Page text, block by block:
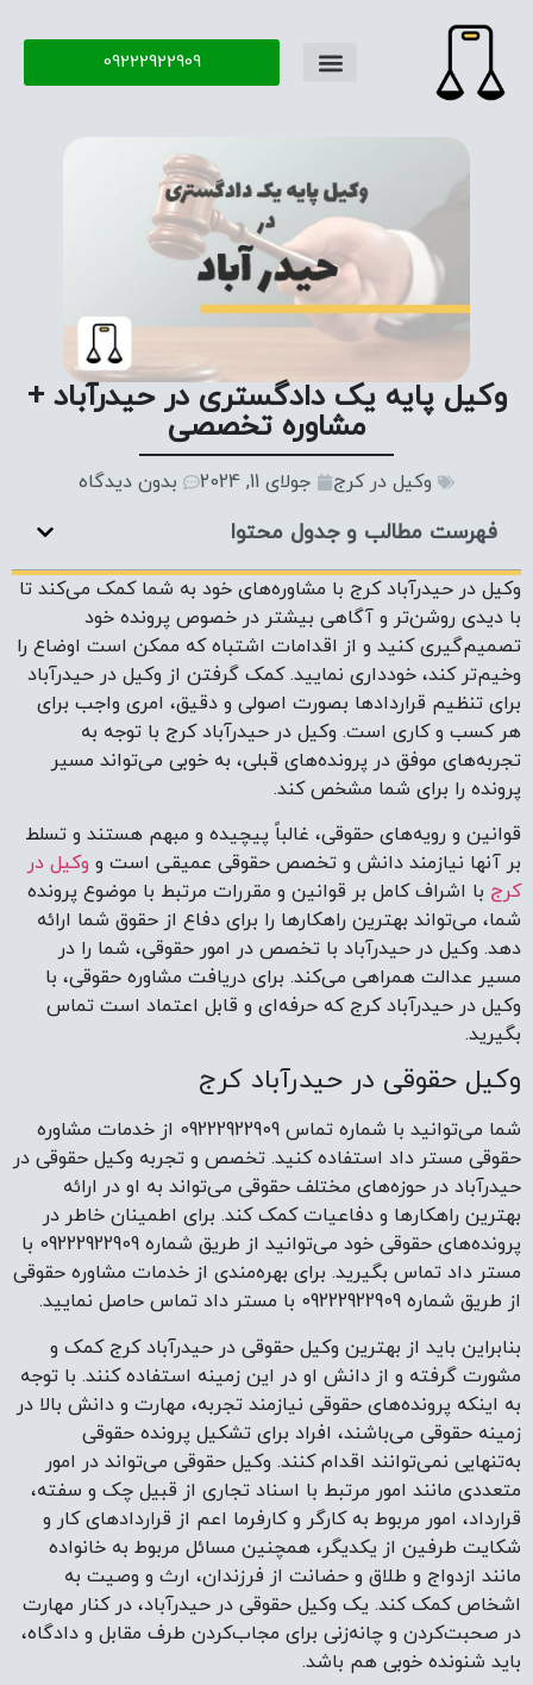
09222922909
وکیل پایه یک دادگستری در حیدرآباد +
مشاوره تخصصی
وکیل در کرج جولای 11, 2024 بدون دیدگاه
فهرست مطالب و جدول محتوا
وکیل در حیدرآباد کرج با مشاوره‌های خود به شما کمک می‌کند تا
با دیدی روشن‌تر و آگاهی بیشتر در خصوص پرونده خود
تصمیم‌گیری کنید و از اقدامات اشتباه که ممکن است اوضاع را
وخیم‌تر کند، خودداری نمایید. کمک گرفتن از وکیل در حیدرآباد
برای تنظیم قراردادها بصورت اصولی و دقیق، امری واجب برای
هر کسب و کاری است. وکیل در حیدرآباد کرج با توجه به
تجربه‌های موفق در پرونده‌های قبلی، به خوبی می‌تواند مسیر
پرونده را برای شما مشخص کند.
قوانین و رویه‌های حقوقی، غالباً پیچیده و مبهم هستند و تسلط
بر آنها نیازمند دانش و تخصص حقوقی عمیقی است و وکیل در
کرج با اشراف کامل بر قوانین و مقررات مرتبط با موضوع پرونده
شما، می‌تواند بهترین راهکارها را برای دفاع از حقوق شما ارائه
دهد. وکیل در حیدرآباد با تخصص در امور حقوقی، شما را در
مسیر عدالت همراهی می‌کند. برای دریافت مشاوره حقوقی، با
وکیل در حیدرآباد کرج که حرفه‌ای و قابل اعتماد است تماس
بگیرید.
وکیل حقوقی در حیدرآباد کرج
شما می‌توانید با شماره تماس 09222922909 از خدمات مشاوره
حقوقی مستر داد استفاده کنید. تخصص و تجربه وکیل حقوقی در
حیدرآباد در حوزه‌های مختلف حقوقی می‌تواند به او در ارائه
بهترین راهکارها و دفاعیات کمک کند. برای اطمینان خاطر در
پرونده‌های حقوقی خود می‌توانید از طریق شماره 09222922909 با
مستر داد تماس بگیرید. برای بهره‌مندی از خدمات مشاوره حقوقی
از طریق شماره 09222922909 با مستر داد تماس حاصل نمایید.
بنابراین باید از بهترین وکیل حقوقی در حیدرآباد کرج کمک و
مشورت گرفته و از دانش او در این زمینه استفاده کنند. با توجه
به اینکه پرونده‌های حقوقی نیازمند تجربه، مهارت و دانش بالا در
زمینه حقوقی می‌باشند، افراد برای تشکیل پرونده حقوقی
به‌تنهایی نمی‌توانند اقدام کنند. وکیل حقوقی می‌تواند در امور
متعددی مانند امور مرتبط با اسناد تجاری از قبیل چک و سفته،
قرارداد، امور مربوط به کارگر و کارفرما اعم از قراردادهای کار و
شکایت طرفین از یکدیگر، همچنین مسائل مربوط به خانواده
مانند ازدواج و طلاق و حضانت از فرزندان، ارث و وصیت به
اشخاص کمک کند. یک وکیل حقوقی در حیدرآباد، در کنار مهارت
در صحبت‌کردن و چانه‌زنی برای مجاب‌کردن طرف مقابل و دادگاه،
باید شنونده خوبی هم باشد.